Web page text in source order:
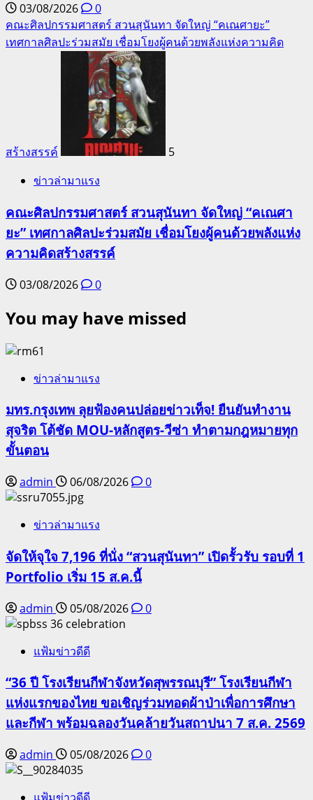
03/08/2026
0
คณะศิลปกรรมศาสตร์ สวนสุนันทา จัดใหญ่ “คเณศายะ”
เทศกาลศิลปะร่วมสมัย เชื่อมโยงผู้คนด้วยพลังแห่งความคิด
สร้างสรรค์
5
ข่าวล่ามาแรง
คณะศิลปกรรมศาสตร์ สวนสุนันทา จัดใหญ่ “คเณศา
ยะ” เทศกาลศิลปะร่วมสมัย เชื่อมโยงผู้คนด้วยพลังแห่ง
ความคิดสร้างสรรค์
03/08/2026 0
You may have missed
ข่าวล่ามาแรง
มทร.กรุงเทพ ลุยฟ้องคนปล่อยข่าวเท็จ! ยืนยันทำงาน
สุจริต โต้ชัด MOU-หลักสูตร-วีซ่า ทำตามกฎหมายทุก
ขั้นตอน
admin 06/08/2026 0
ข่าวล่ามาแรง
จัดให้จุใจ 7,196 ที่นั่ง “สวนสุนันทา” เปิดรั้วรับ รอบที่ 1
Portfolio เริ่ม 15 ส.ค.นี้
admin 05/08/2026 0
แฟ้มข่าวดีดี
“36 ปี โรงเรียนกีฬาจังหวัดสุพรรณบุรี” โรงเรียนกีฬา
แห่งแรกของไทย ขอเชิญร่วมทอดผ้าป่าเพื่อการศึกษา
และกีฬา พร้อมฉลองวันคล้ายวันสถาปนา 7 ส.ค. 2569
admin 05/08/2026 0